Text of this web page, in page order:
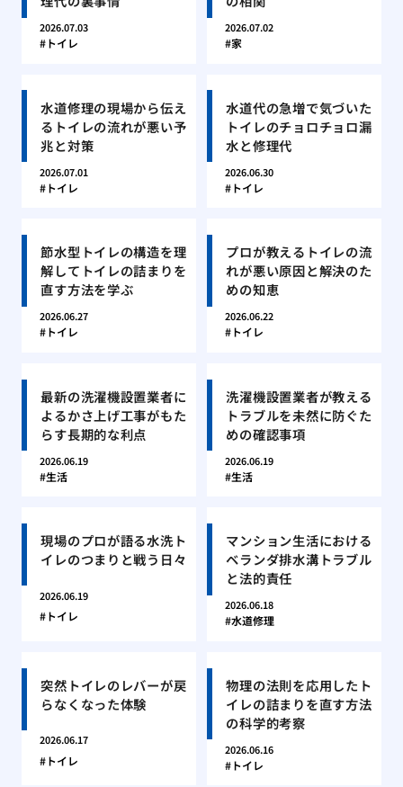
2026.07.03
トイレ
2026.07.02
家
水道修理の現場から伝え
るトイレの流れが悪い予
兆と対策
2026.07.01
トイレ
水道代の急増で気づいた
トイレのチョロチョロ漏
水と修理代
2026.06.30
トイレ
節水型トイレの構造を理
解してトイレの詰まりを
直す方法を学ぶ
2026.06.27
トイレ
プロが教えるトイレの流
れが悪い原因と解決のた
めの知恵
2026.06.22
トイレ
最新の洗濯機設置業者に
よるかさ上げ工事がもた
らす長期的な利点
2026.06.19
生活
洗濯機設置業者が教える
トラブルを未然に防ぐた
めの確認事項
2026.06.19
生活
現場のプロが語る水洗ト
イレのつまりと戦う日々
2026.06.19
トイレ
マンション生活における
ベランダ排水溝トラブル
と法的責任
2026.06.18
水道修理
突然トイレのレバーが戻
らなくなった体験
2026.06.17
トイレ
物理の法則を応用したト
イレの詰まりを直す方法
の科学的考察
2026.06.16
トイレ